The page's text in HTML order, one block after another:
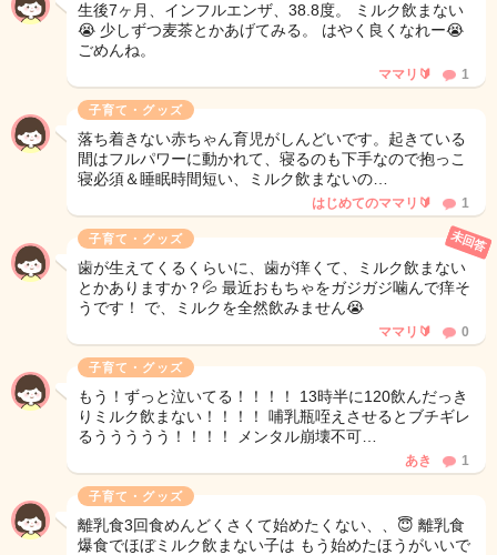
生後7ヶ月、インフルエンザ、38.8度。 ミルク飲まない
😭 少しずつ麦茶とかあげてみる。 はやく良くなれー😭
ごめんね。
ママリ🔰 1
子育て・グッズ
落ち着きない赤ちゃん育児がしんどいです。起きている
間はフルパワーに動かれて、寝るのも下手なので抱っこ
寝必須＆睡眠時間短い、ミルク飲まないの…
はじめてのママリ🔰 1
子育て・グッズ
歯が生えてくるくらいに、歯が痒くて、ミルク飲まない
とかありますか？💦 最近おもちゃをガジガジ噛んで痒そ
うです！ で、ミルクを全然飲みません😭
未回答
ママリ🔰 0
子育て・グッズ
もう！ずっと泣いてる！！！！ 13時半に120飲んだっき
りミルク飲まない！！！！ 哺乳瓶咥えさせるとブチギレ
るううううう！！！！ メンタル崩壊不可…
あき 1
子育て・グッズ
離乳食3回食めんどくさくて始めたくない、、😇 離乳食
爆食でほぼミルク飲まない子は もう始めたほうがいいで